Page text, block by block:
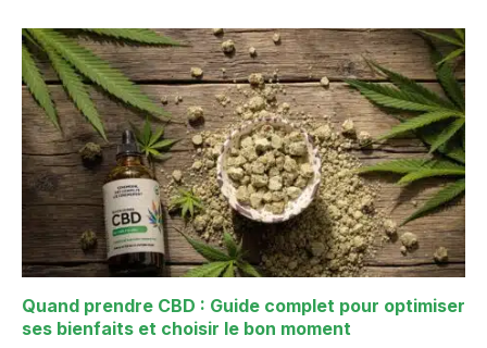
Quand prendre CBD : Guide complet pour optimiser
ses bienfaits et choisir le bon moment